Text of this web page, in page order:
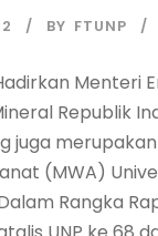
BY FTUNP
Menteri
Republik
juga
(MWA)
Rangka